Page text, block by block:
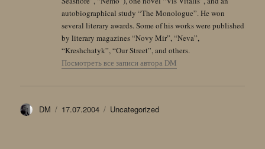
autobiographical study “The Monologue”. He won
several literary awards. Some of his works were published
by literary magazines “Novy Mir”, “Neva”,
“Kreshchatyk”, “Our Street”, and others.
Посмотреть все записи автора DM
Автор
DM Опубликовано
17.07.2004 Рубрики
Uncategorized